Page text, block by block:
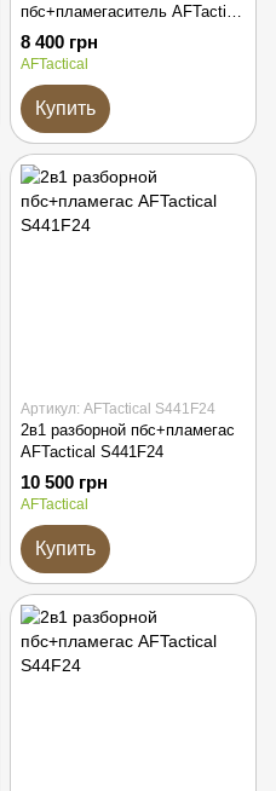
пбс+пламегаситель AFTactical
S44GF24
8 400 грн
AFTactical
Купить
Артикул: AFTactical S441F24
2в1 разборной пбс+пламегас
AFTactical S441F24
10 500 грн
AFTactical
Купить